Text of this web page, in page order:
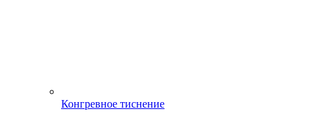
Конгревное тиснение